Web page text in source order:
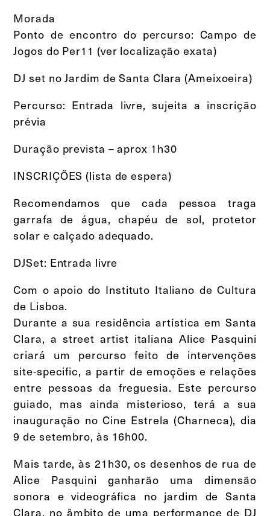
Morada
Ponto de encontro do percurso: Campo de
Jogos do Per11 (ver localização exata)
DJ set no Jardim de Santa Clara (Ameixoeira)
Percurso: Entrada livre, sujeita a inscrição
prévia
Duração prevista – aprox 1h30
INSCRIÇÕES (lista de espera)
Recomendamos que cada pessoa traga
garrafa de água, chapéu de sol, protetor
solar e calçado adequado.
DJSet: Entrada livre
Com o apoio do Instituto Italiano de Cultura
de Lisboa.
Durante a sua residência artística em Santa
Clara, a street artist italiana Alice Pasquini
criará um percurso feito de intervenções
site-specific, a partir de emoções e relações
entre pessoas da freguesia. Este percurso
guiado, mas ainda misterioso, terá a sua
inauguração no Cine Estrela (Charneca), dia
9 de setembro, às 16h00.
Mais tarde, às 21h30, os desenhos de rua de
Alice Pasquini ganharão uma dimensão
sonora e videográfica no jardim de Santa
Clara, no âmbito de uma performance de DJ